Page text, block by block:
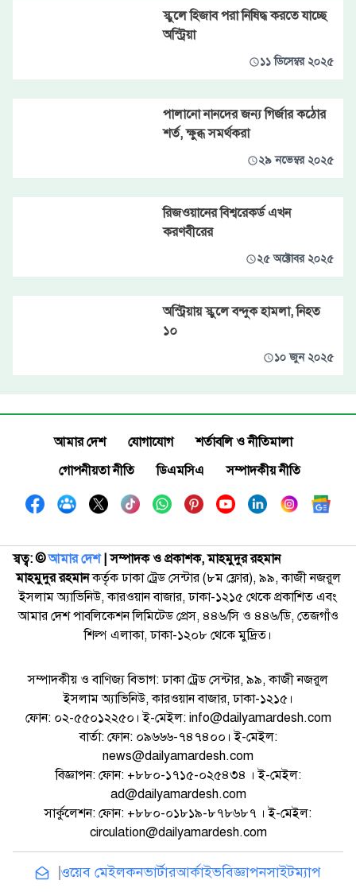
স্কুলে হিজাব পরা নিষিদ্ধ করতে যাচ্ছে
অস্ট্রিয়া
১১ ডিসেম্বর ২০২৫
পালানো নানদের জন্য গির্জার কঠোর
শর্ত, ক্ষুব্ধ সমর্থকরা
২৯ নভেম্বর ২০২৫
রিজওয়ানের বিশ্বরেকর্ড এখন
করণবীরের
২৫ অক্টোবর ২০২৫
অস্ট্রিয়ায় স্কুলে বন্দুক হামলা, নিহত
১০
১০ জুন ২০২৫
আমার দেশ যোগাযোগ
শর্তাবলি ও নীতিমালা
গোপনীয়তা নীতি
ডিএমসিএ সম্পাদকীয় নীতি
স্বত্ব: ©️আমার দেশ| সম্পাদক ও প্রকাশক, মাহমুদুর রহমান
মাহমুদুর রহমানকর্তৃক ঢাকা ট্রেড সেন্টার (৮ম ফ্লোর), ৯৯, কাজী নজরুল
ইসলাম অ্যাভিনিউ, কারওয়ান বাজার, ঢাকা-১২১৫ থেকে প্রকাশিত এবং
আমার দেশ পাবলিকেশন লিমিটেড প্রেস, ৪৪৬/সি ও ৪৪৬/ডি, তেজগাঁও
শিল্প এলাকা, ঢাকা-১২০৮ থেকে মুদ্রিত।
সম্পাদকীয় ও বাণিজ্য বিভাগ: ঢাকা ট্রেড সেন্টার, ৯৯, কাজী নজরুল
ইসলাম অ্যাভিনিউ, কারওয়ান বাজার, ঢাকা-১২১৫।
ফোন: ০২-৫৫০১২২৫০। ই-মেইল: info@dailyamardesh.com
বার্তা: ফোন: ০৯৬৬৬-৭৪৭৪০০। ই-মেইল:
news@dailyamardesh.com
বিজ্ঞাপন: ফোন: +৮৮০-১৭১৫-০২৫৪৩৪ । ই-মেইল:
ad@dailyamardesh.com
সার্কুলেশন: ফোন: +৮৮০-০১৮১৯-৮৭৮৬৮৭ । ই-মেইল:
circulation@dailyamardesh.com
ওয়েব মেইলকনভার্টারআর্কাইভবিজ্ঞাপনসাইটম্যাপ